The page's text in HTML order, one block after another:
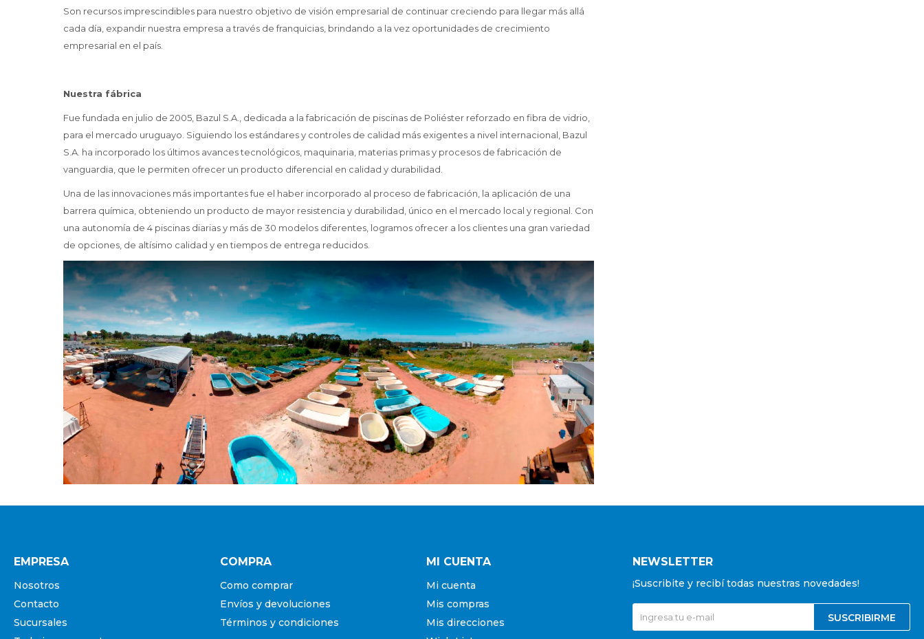
Son recursos imprescindibles para nuestro objetivo de visión empresarial de continuar creciendo para llegar más allá
cada día, expandir nuestra empresa a través de franquicias, brindando a la vez oportunidades de crecimiento
empresarial en el país.
Nuestra fábrica
Fue fundada en julio de 2005, Bazul S.A., dedicada a la fabricación de piscinas de Poliéster reforzado en fibra de vidrio,
para el mercado uruguayo. Siguiendo los estándares y controles de calidad más exigentes a nivel internacional, Bazul
S.A. ha incorporado los últimos avances tecnológicos, maquinaria, materias primas y procesos de fabricación de
vanguardia, que le permiten ofrecer un producto diferencial en calidad y durabilidad.
Una de las innovaciones más importantes fue el haber incorporado al proceso de fabricación, la aplicación de una
barrera química, obteniendo un producto de mayor resistencia y durabilidad, único en el mercado local y regional. Con
una autonomía de 4 piscinas diarias y más de 30 modelos diferentes, logramos ofrecer a los clientes una gran variedad
de opciones, de altísimo calidad y en tiempos de entrega reducidos.
EMPRESA
Nosotros
Contacto
Sucursales
COMPRA
Como comprar
Envíos y devoluciones
Términos y condiciones
MI CUENTA
Mi cuenta
Mis compras
Mis direcciones
NEWSLETTER
¡Suscribite y recibí todas nuestras novedades!
SUSCRIBIRME